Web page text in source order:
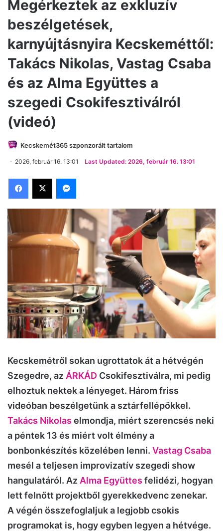
Megérkeztek az exkluzív
beszélgetések,
karnyújtásnyira Kecskeméttől:
Takács Nikolas, Vastag Csaba
és az Alma Együttes a
szegedi Csokifesztiválról
(videó)
Kecskemét365 szponzorált tartalom
2026, február 16. 13:01 Last Updated: 2026, február 16. 13:01
Facebook
X Messenger
Kecskemétről sokan ugrottatok át a hétvégén
Szegedre, az ÁRKÁD Csokifesztiválra, mi pedig
elhoztuk nektek a lényeget. Három friss
videóban beszélgetünk a sztárfellépőkkel.
Takács Nikolas elmondja, miért szerencsés neki
a péntek 13 és miért volt élmény a
bonbonkészítés közelében lenni. Vastag Csaba
mesél a teljesen improvizatív szegedi show
hangulatáról. Az Alma Együttes felidézi, hogyan
lett felnőtt projektből gyerekkedvenc zenekar.
A végén összefoglaljuk a legjobb csokis
programokat is, hogy egyben legyen a hétvége.